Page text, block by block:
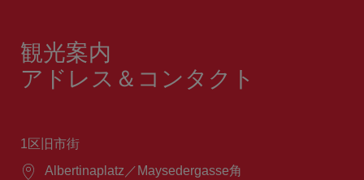
観光案内
アドレス＆コンタクト
1区旧市街
場
Albertinaplatz／Maysedergasse角